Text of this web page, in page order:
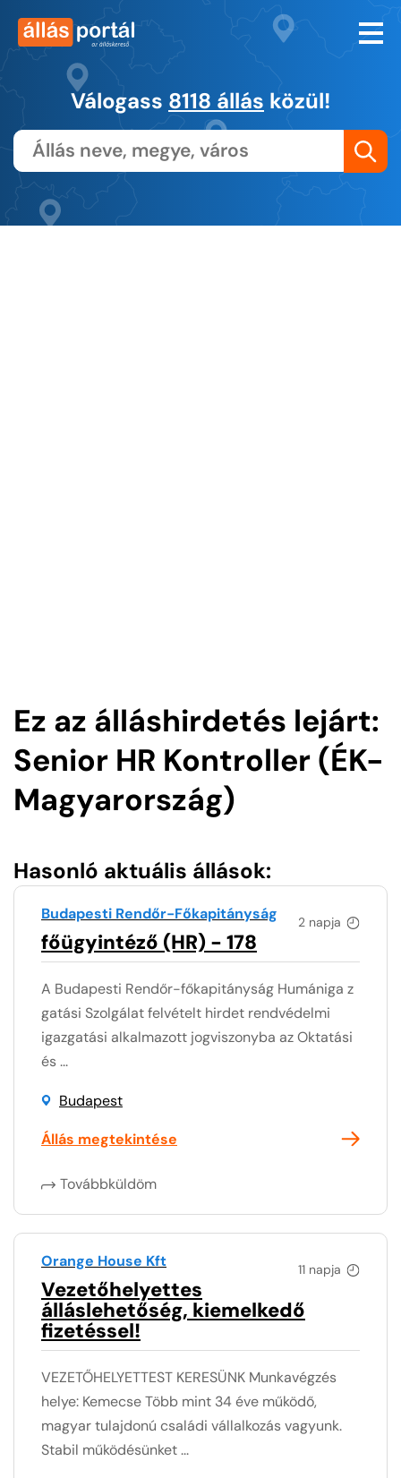
Válogass 8118 állás közül!
Ez az álláshirdetés lejárt:
Senior HR Kontroller (ÉK-
Magyarország)
Hasonló aktuális állások:
2 napja
Budapesti Rendőr-Főkapitányság
főügyintéző (HR) - 178
A Budapesti Rendőr-főkapitányság Humániga z
gatási Szolgálat felvételt hirdet rendvédelmi
igazgatási alkalmazott jogviszonyba az Oktatási
és ...
Budapest
Állás megtekintése
Továbbküldöm
11 napja
Orange House Kft
Vezetőhelyettes
álláslehetőség, kiemelkedő
fizetéssel!
VEZETŐHELYETTEST KERESÜNK Munkavégzés
helye: Kemecse Több mint 34 éve működő,
magyar tulajdonú családi vállalkozás vagyunk.
Stabil működésünket ...